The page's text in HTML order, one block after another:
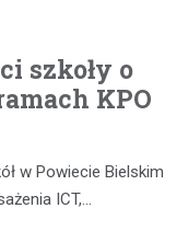
szkoły o
KPO
w Powiecie Bielskim
ICT,…